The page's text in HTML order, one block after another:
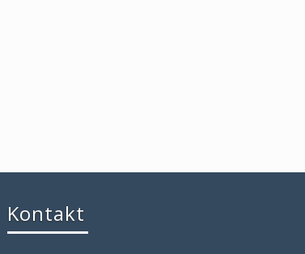
Kontakt